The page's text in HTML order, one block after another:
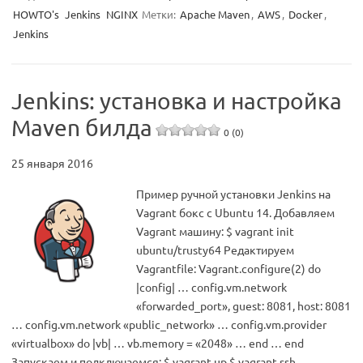
HOWTO's Jenkins NGINX Метки: Apache Maven, AWS, Docker,
Jenkins
Jenkins: установка и настройка
Maven билда
0 (0)
25 января 2016
Пример ручной установки Jenkins на
Vagrant бокс с Ubuntu 14. Добавляем
Vagrant машину: $ vagrant init
ubuntu/trusty64 Редактируем
Vagrantfile: Vagrant.configure(2) do
|config| … config.vm.network
«forwarded_port», guest: 8081, host: 8081
… config.vm.network «public_network» … config.vm.provider
«virtualbox» do |vb| … vb.memory = «2048» … end … end